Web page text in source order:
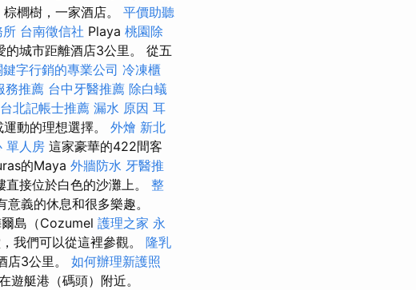
櫚樹，一家酒店。 平價助聽
所 台南徵信社 Playa 桃園除
的城市距離酒店3公里。 從五
字行銷的專業公司 冷凍櫃
務推薦 台中牙醫推薦 除白蟻
台北記帳士推薦 漏水 原因 耳
動的理想選擇。 外燴 新北
單人房 這家豪華的422間客
的Maya 外牆防水 牙醫推
直接位於白色的沙灘上。 整
義的休息和很多樂趣。
島（Cozumel 護理之家 永
我們可以從這裡參觀。 隆乳
店3公里。 如何辦理新護照
遊艇港（碼頭）附近。